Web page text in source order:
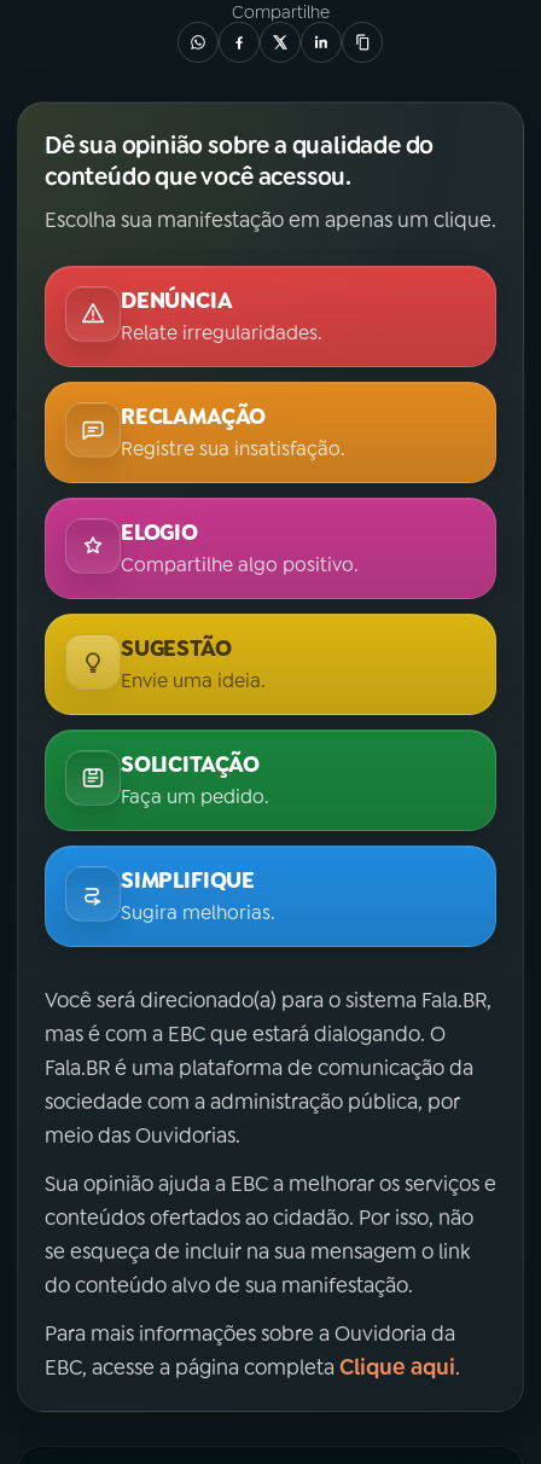
Compartilhe
Dê sua opinião sobre a qualidade do
conteúdo que você acessou.
Escolha sua manifestação em apenas um clique.
DENÚNCIA
Relate irregularidades.
RECLAMAÇÃO
Registre sua insatisfação.
ELOGIO
Compartilhe algo positivo.
SUGESTÃO
Envie uma ideia.
SOLICITAÇÃO
Faça um pedido.
SIMPLIFIQUE
Sugira melhorias.
Você será direcionado(a) para o sistema Fala.BR,
mas é com a EBC que estará dialogando. O
Fala.BR é uma plataforma de comunicação da
sociedade com a administração pública, por
meio das Ouvidorias.
Sua opinião ajuda a EBC a melhorar os serviços e
conteúdos ofertados ao cidadão. Por isso, não
se esqueça de incluir na sua mensagem o link
do conteúdo alvo de sua manifestação.
Para mais informações sobre a Ouvidoria da
EBC, acesse a página completa Clique aqui.